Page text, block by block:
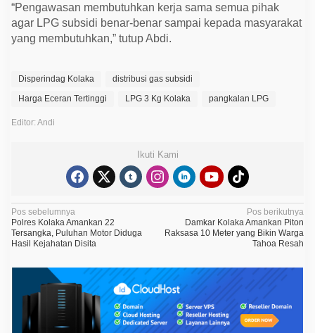
“Pengawasan membutuhkan kerja sama semua pihak
agar LPG subsidi benar-benar sampai kepada masyarakat
yang membutuhkan,” tutup Abdi.
Disperindag Kolaka
distribusi gas subsidi
Harga Eceran Tertinggi
LPG 3 Kg Kolaka pangkalan LPG
Editor: Andi
Ikuti Kami
N
a
v
i
Pos sebelumnya
Polres Kolaka Amankan 22
Tersangka, Puluhan Motor Diduga
Hasil Kejahatan Disita
Pos berikutnya
Damkar Kolaka Amankan Piton
Raksasa 10 Meter yang Bikin Warga
Tahoa Resah